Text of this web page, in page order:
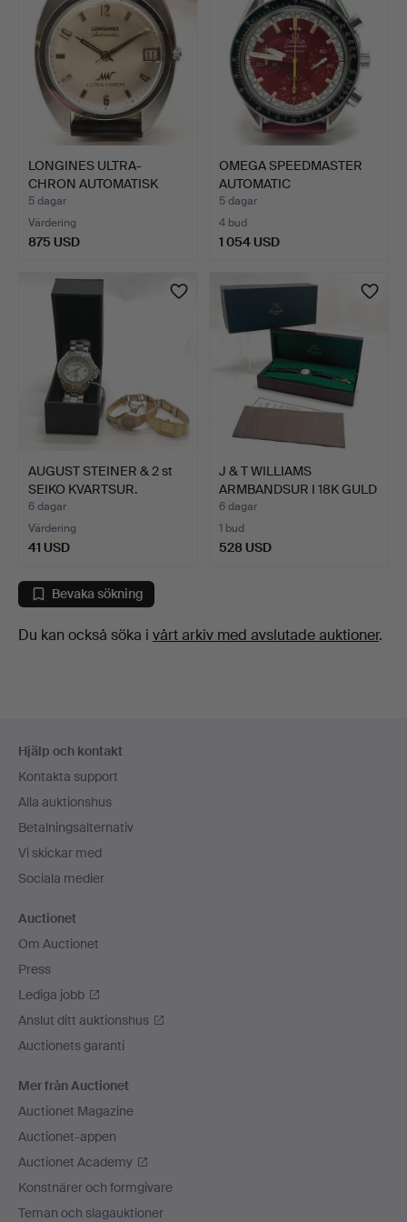
LONGINES ULTRA-
CHRON AUTOMATISK
ARMBANDSUR.
5 dagar
Värdering
875 USD
OMEGA SPEEDMASTER
AUTOMATIC
SCHUMACHER KRO…
5 dagar
4 bud
1 054 USD
AUGUST STEINER & 2 st
SEIKO KVARTSUR.
6 dagar
Värdering
41 USD
J & T WILLIAMS
ARMBANDSUR I 18K GULD
MED M…
6 dagar
1 bud
528 USD
Bevaka sökning
Du kan också söka i vårt arkiv med avslutade auktioner.
Hjälp och kontakt
Kontakta support
Alla auktionshus
Betalningsalternativ
Vi skickar med
Sociala medier
Auctionet
Om Auctionet
Press
Lediga jobb
Anslut ditt auktionshus
Auctionets garanti
Mer från Auctionet
Auctionet Magazine
Auctionet-appen
Auctionet Academy
Konstnärer och formgivare
Teman och slagauktioner